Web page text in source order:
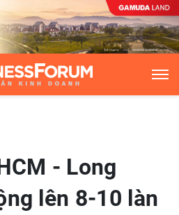
- Long
lên 8-10 làn